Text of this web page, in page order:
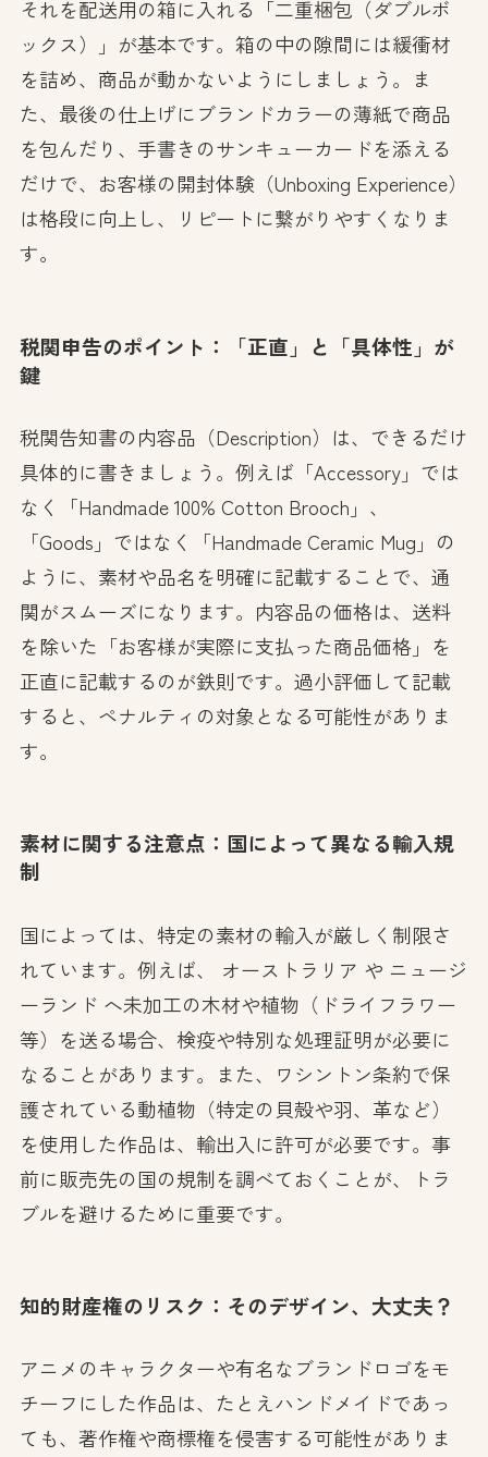
それを配送用の箱に入れる「二重梱包（ダブルボ
ックス）」が基本です。箱の中の隙間には緩衝材
を詰め、商品が動かないようにしましょう。ま
た、最後の仕上げにブランドカラーの薄紙で商品
を包んだり、手書きのサンキューカードを添える
だけで、お客様の開封体験（Unboxing Experience）
は格段に向上し、リピートに繋がりやすくなりま
す。
税関申告のポイント：「正直」と「具体性」が
鍵
税関告知書の内容品（Description）は、できるだけ
具体的に書きましょう。例えば「Accessory」では
なく「Handmade 100% Cotton Brooch」、
「Goods」ではなく「Handmade Ceramic Mug」の
ように、素材や品名を明確に記載することで、通
関がスムーズになります。内容品の価格は、送料
を除いた「お客様が実際に支払った商品価格」を
正直に記載するのが鉄則です。過小評価して記載
すると、ペナルティの対象となる可能性がありま
す。
素材に関する注意点：国によって異なる輸入規
制
国によっては、特定の素材の輸入が厳しく制限さ
れています。例えば、 オーストラリア や ニュージ
ーランド へ未加工の木材や植物（ドライフラワー
等）を送る場合、検疫や特別な処理証明が必要に
なることがあります。また、ワシントン条約で保
護されている動植物（特定の貝殻や羽、革など）
を使用した作品は、輸出入に許可が必要です。事
前に販売先の国の規制を調べておくことが、トラ
ブルを避けるために重要です。
知的財産権のリスク：そのデザイン、大丈夫？
アニメのキャラクターや有名なブランドロゴをモ
チーフにした作品は、たとえハンドメイドであっ
ても、著作権や商標権を侵害する可能性がありま